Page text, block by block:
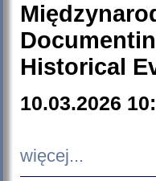
Historical
10.03.2026
więcej...